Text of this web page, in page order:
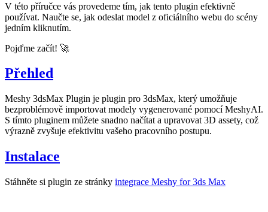
V této příručce vás provedeme tím, jak tento plugin efektivně
používat. Naučte se, jak odeslat model z oficiálního webu do scény
jedním kliknutím.
Pojďme začít! 🚀
Přehled
Meshy 3dsMax Plugin je plugin pro 3dsMax, který umožňuje
bezproblémově importovat modely vygenerované pomocí MeshyAI.
S tímto pluginem můžete snadno načítat a upravovat 3D assety, což
výrazně zvyšuje efektivitu vašeho pracovního postupu.
Instalace
Stáhněte si plugin ze stránky integrace Meshy for 3ds Max